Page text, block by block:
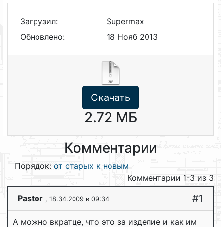
Загрузил:
Supermax
Обновлено:
18 Нояб 2013
Скачать
2.72 МБ
Комментарии
Порядок: от старых к новым
Комментарии 1-3 из 3
Pastor , 18.34.2009 в 09:34 #1
А можно вкратце, что это за изделие и как им